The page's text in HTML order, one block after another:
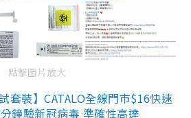
點擊圖片放大
套裝】CATALO全線門市$16快速
鐘驗新冠病毒 準確性高達